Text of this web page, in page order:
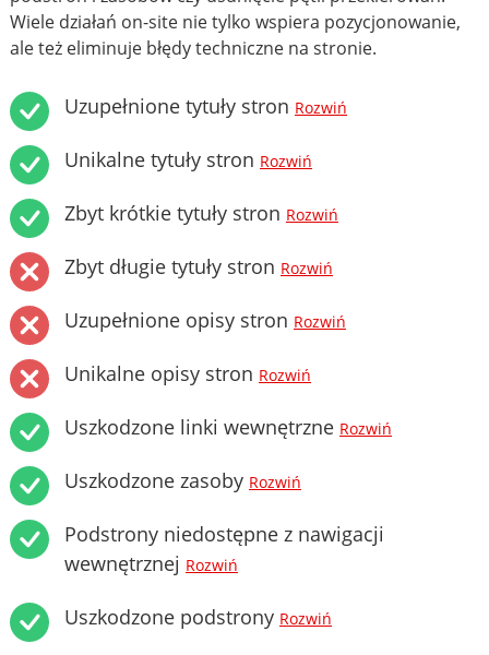
Wiele działań on-site nie tylko wspiera pozycjonowanie,
ale też eliminuje błędy techniczne na stronie.
Uzupełnione tytuły stron Rozwiń
Unikalne tytuły stron Rozwiń
Zbyt krótkie tytuły stron Rozwiń
Zbyt długie tytuły stron Rozwiń
Uzupełnione opisy stron Rozwiń
Unikalne opisy stron Rozwiń
Uszkodzone linki wewnętrzne Rozwiń
Uszkodzone zasoby Rozwiń
Podstrony niedostępne z nawigacji
wewnętrznej Rozwiń
Uszkodzone podstrony Rozwiń